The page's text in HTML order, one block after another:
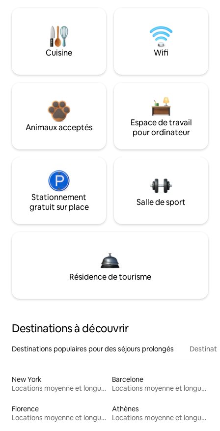
Cuisine Wifi
Animaux acceptés
Espace de travail
pour ordinateur
Stationnement
gratuit sur place
Salle de sport
Résidence de tourisme
Destinations à découvrir
Destinations populaires pour des séjours prolongés
New York
Locations moyenne et longue durée
Barcelone
Locations moyenne et longue durée
Florence
Locations moyenne et longue durée
Athènes
Locations moyenne et longue durée